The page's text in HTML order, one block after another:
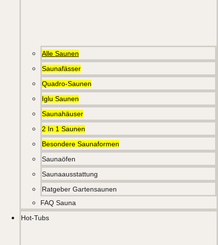
Alle Saunen
Saunafässer
Quadro-Saunen
Iglu Saunen
Saunahäuser
2 In 1 Saunen
Besondere Saunaformen
Saunaöfen
Saunaausstattung
Ratgeber Gartensaunen
FAQ Sauna
Hot-Tubs